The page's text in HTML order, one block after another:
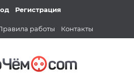
Регистрация
работы Контакты